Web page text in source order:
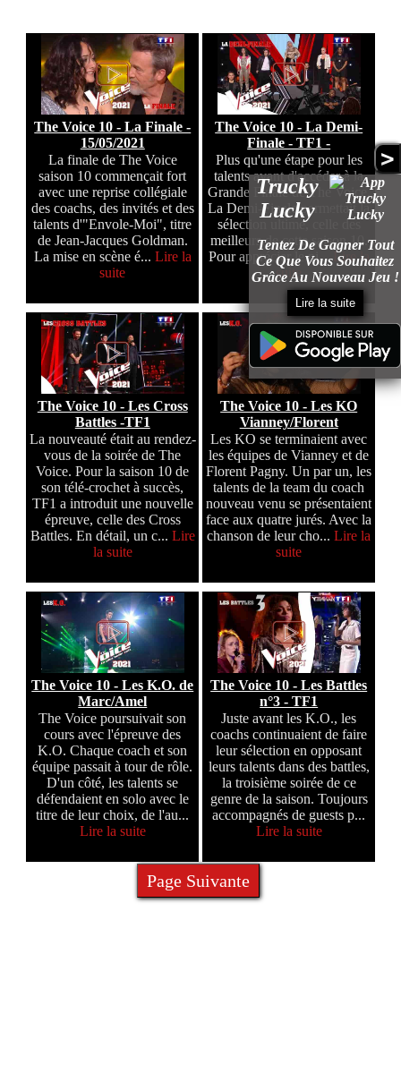
>
Trucky
Lucky
Tentez De Gagner Tout
Ce Que Vous Souhaitez
Grâce Au Nouveau Jeu !
Lire la suite
The Voice 10 - La Finale -
15/05/2021
La finale de The Voice
saison 10 commençait fort
avec une reprise collégiale
des coachs, des invités et des
talents d'"Envole-Moi", titre
de Jean-Jacques Goldman.
La mise en scène é... Lire la
suite
The Voice 10 - La Demi-
Finale - TF1 -
Plus qu'une étape pour les
talents avant d'accéder à la
Grande Finale de The Voice.
La Demi-Finale permettait la
sélection ultime, celle des
meilleurs de cette saison 10.
Pour apprécier le ni...Lire la
suite
The Voice 10 - Les Cross
Battles -TF1
La nouveauté était au rendez-
vous de la soirée de The
Voice. Pour la saison 10 de
son télé-crochet à succès,
TF1 a introduit une nouvelle
épreuve, celle des Cross
Battles. En détail, un c... Lire
la suite
The Voice 10 - Les KO
Vianney/Florent
Les KO se terminaient avec
les équipes de Vianney et de
Florent Pagny. Un par un, les
talents de la team du coach
nouveau venu se présentaient
face aux quatre jurés. Avec la
chanson de leur cho...Lire la
suite
The Voice 10 - Les K.O. de
Marc/Amel
The Voice poursuivait son
cours avec l'épreuve des
K.O. Chaque coach et son
équipe passait à tour de rôle.
D'un côté, les talents se
défendaient en solo avec le
titre de leur choix, de l'au...
Lire la suite
The Voice 10 - Les Battles
n°3 - TF1
Juste avant les K.O., les
coachs continuaient de faire
leur sélection en opposant
leurs talents dans des battles,
la troisième soirée de ce
genre de la saison. Toujours
accompagnés de guests p...
Lire la suite
Page Suivante